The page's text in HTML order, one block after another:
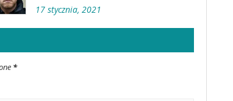
17 stycznia, 2021
*